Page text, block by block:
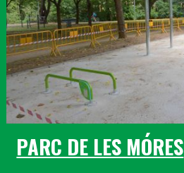
PARC DE LES MÓRES